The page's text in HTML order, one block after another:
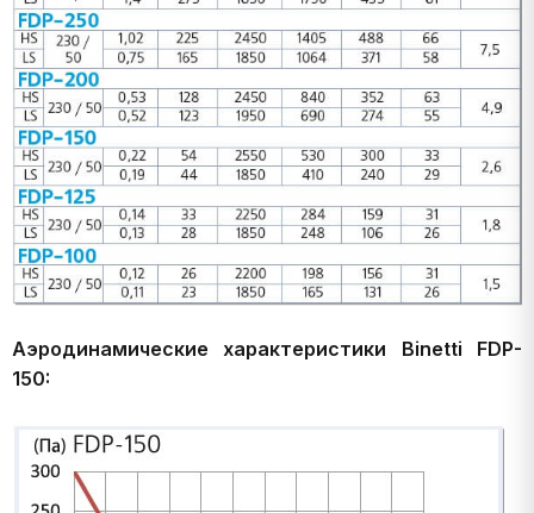
Аэродинамические характеристики Binetti FDP-
150: